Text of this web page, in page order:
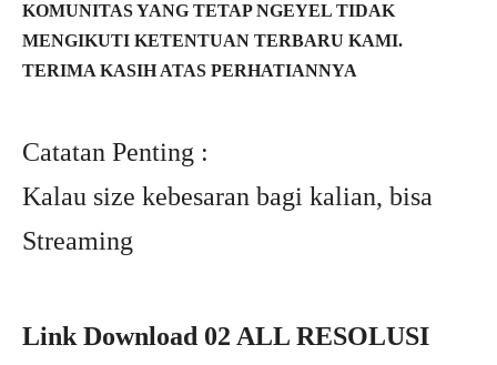
KOMUNITAS YANG TETAP NGEYEL TIDAK
MENGIKUTI KETENTUAN TERBARU KAMI.
TERIMA KASIH ATAS PERHATIANNYA
Catatan Penting :
Kalau size kebesaran bagi kalian, bisa
Streaming
Link Download 02 ALL RESOLUSI